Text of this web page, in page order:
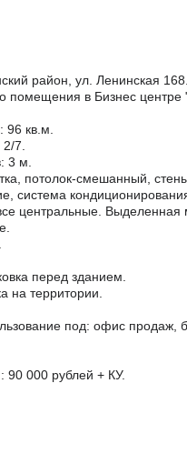
район, ул. Ленинская
помещения в Бизнес центре
кв.м.
7.
3 м.
потолок-смешанный,
система
центральные. Выделенная
перед зданием.
на территории.
под: офис продаж,
90 000 рублей + КУ.